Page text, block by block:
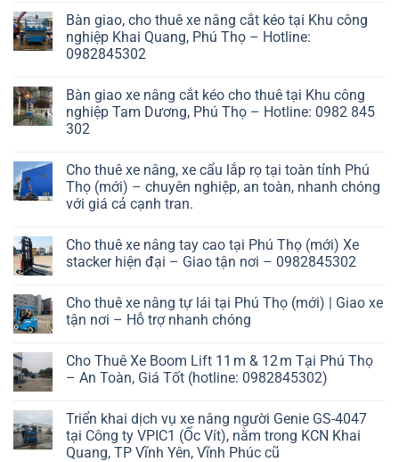
Bàn giao, cho thuê xe nâng cắt kéo tại Khu công
nghiệp Khai Quang, Phú Thọ – Hotline:
0982845302
Bàn giao xe nâng cắt kéo cho thuê tại Khu công
nghiệp Tam Dương, Phú Thọ – Hotline: 0982 845
302
Cho thuê xe nâng, xe cẩu lắp rọ tại toàn tỉnh Phú
Thọ (mới) – chuyên nghiệp, an toàn, nhanh chóng
với giá cả cạnh tran.
Cho thuê xe nâng tay cao tại Phú Thọ (mới) Xe
stacker hiện đại – Giao tận nơi – 0982845302
Cho thuê xe nâng tự lái tại Phú Thọ (mới) | Giao xe
tận nơi – Hỗ trợ nhanh chóng
Cho Thuê Xe Boom Lift 11 m & 12 m Tại Phú Thọ
– An Toàn, Giá Tốt (hotline: 0982845302)
Triển khai dịch vụ xe nâng người Genie GS-4047
tại Công ty VPIC1 (Ốc Vít), nằm trong KCN Khai
Quang, TP Vĩnh Yên, Vĩnh Phúc cũ